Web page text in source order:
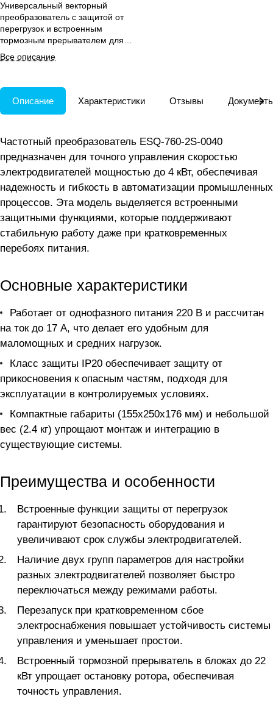
Универсальный векторный
преобразователь с защитой от
перегрузок и встроенным
тормозным прерывателем для
управления электродвигателями
и автоматизации процессов.
Все описание
Описание Характеристики Отзывы
Частотный преобразователь ESQ-760-2S-0040
предназначен для точного управления скоростью
электродвигателей мощностью до 4 кВт, обеспечивая
надежность и гибкость в автоматизации промышленных
процессов. Эта модель выделяется встроенными
защитными функциями, которые поддерживают
стабильную работу даже при кратковременных
перебоях питания.
Основные характеристики
Работает от однофазного питания 220 В и рассчитан
на ток до 17 А, что делает его удобным для
маломощных и средних нагрузок.
Класс защиты IP20 обеспечивает защиту от
прикосновения к опасным частям, подходя для
эксплуатации в контролируемых условиях.
Компактные габариты (155x250x176 мм) и небольшой
вес (2.4 кг) упрощают монтаж и интеграцию в
существующие системы.
Преимущества и особенности
Встроенные функции защиты от перегрузок
гарантируют безопасность оборудования и
увеличивают срок службы электродвигателей.
Наличие двух групп параметров для настройки
разных электродвигателей позволяет быстро
переключаться между режимами работы.
Перезапуск при кратковременном сбое
электроснабжения повышает устойчивость системы
управления и уменьшает простои.
Встроенный тормозной прерыватель в блоках до 22
кВт упрощает остановку ротора, обеспечивая
точность управления.